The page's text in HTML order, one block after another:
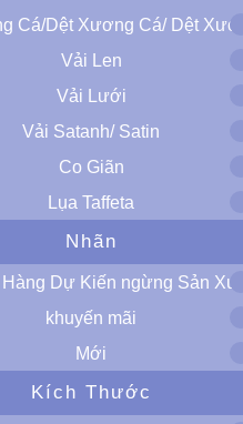
Vải Len
Vải Lưới
Vải Satanh/ Satin
Co Giãn
Lụa Taffeta
Nhãn
Dự Kiến ​​ngừng Sản Xuất
khuyến mãi
Mới
Kích Thước